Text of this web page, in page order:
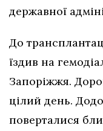
державної
До
їздив на
Запоріжжя.
цілий день.
поверталися